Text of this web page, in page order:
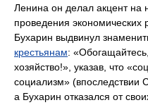
Ленина он делал акцент на
проведения
Бухарин выдвинул
крестьянам:
хозяйство!», указав, что
социализм» (впоследствии
а Бухарин отказался от